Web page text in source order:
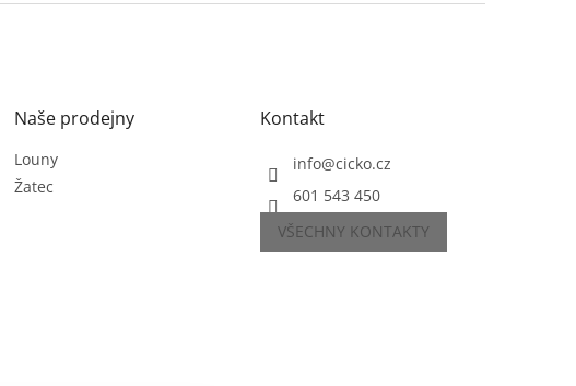
Naše prodejny
Louny
Žatec
Kontakt
info@cicko.cz
601 543 450
VŠECHNY KONTAKTY